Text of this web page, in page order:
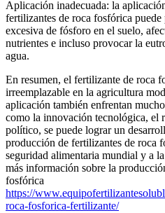
Aplicación inadecuada: la
fertilizantes de roca fosfórica
excesiva de fósforo en el suelo,
nutrientes e incluso provocar la
agua.
En resumen, el fertilizante de roca
irreemplazable en la agricultura
aplicación también enfrentan
como la innovación tecnológica, el
político, se puede lograr un
producción de fertilizantes de roca
seguridad alimentaria mundial y a
más información sobre la
fosfórica
https://
roca-fosforica-fertilizante/